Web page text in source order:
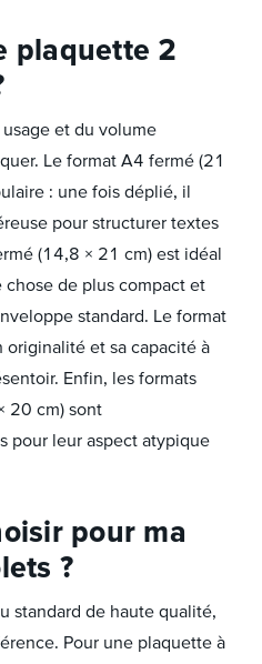
plaquette 2
et du volume
Le format A4 fermé (21
: une fois déplié, il
pour structurer textes
(14,8 × 21 cm) est idéal
de plus compact et
standard. Le format
originalité et sa capacité à
Enfin, les formats
20 cm) sont
pour leur aspect atypique
pour ma
?
standard de haute qualité,
Pour une plaquette à